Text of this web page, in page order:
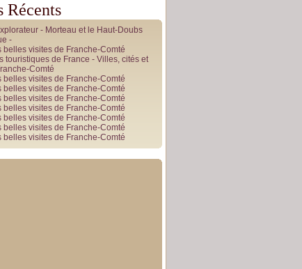
Récents
- Morteau et le Haut-Doubs
-
belles visites de Franche-Comté
touristiques de France - Villes, cités et
Comté
belles visites de Franche-Comté
belles visites de Franche-Comté
belles visites de Franche-Comté
belles visites de Franche-Comté
belles visites de Franche-Comté
belles visites de Franche-Comté
belles visites de Franche-Comté